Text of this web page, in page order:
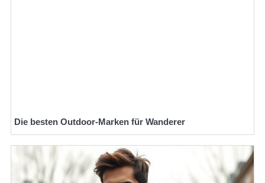
Die besten Outdoor-Marken für Wanderer